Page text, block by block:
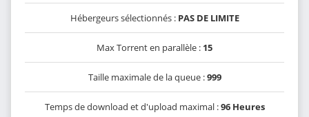
Hébergeurs sélectionnés : PAS DE LIMITE
Max Torrent en parallèle : 15
Taille maximale de la queue :999
Temps de download et d'upload maximal :96 Heures